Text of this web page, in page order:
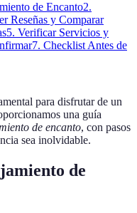
de Encanto2.
Reseñas y Comparar
5. Verificar Servicios y
7. Checklist Antes de
para disfrutar de un
una guía
de encanto, con pasos
sea inolvidable.
de